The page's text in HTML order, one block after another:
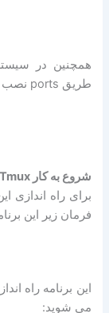
طریق ports نصب کنید:
شروع به کار Tmux:
برای راه اندازی
فرمان زیر این
این برنامه راه
می شوید: